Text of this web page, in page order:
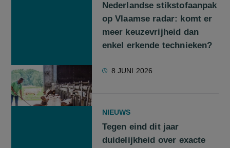
Nederlandse stikstofaanpak
op Vlaamse radar: komt er
meer keuzevrijheid dan
enkel erkende technieken?
8 JUNI 2026
NIEUWS
Tegen eind dit jaar
duidelijkheid over exacte